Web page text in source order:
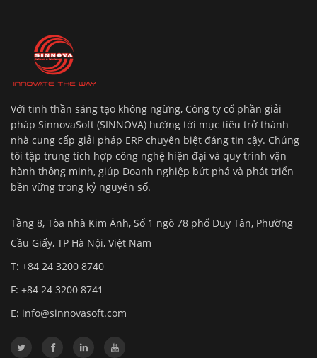
Với tinh thần sáng tạo không ngừng, Công ty cổ phần giải
pháp SinnovaSoft (SINNOVA) hướng tới mục tiêu trở thành
nhà cung cấp giải pháp ERP chuyên biệt đáng tin cậy. Chúng
tôi tập trung tích hợp công nghệ hiện đại và quy trình vận
hành thông minh, giúp Doanh nghiệp bứt phá và phát triển
bền vững trong kỷ nguyên số.
Tầng 8, Tòa nhà Kim Ánh, Số 1 ngõ 78 phố Duy Tân, Phường
Cầu Giấy, TP Hà Nội, Việt Nam
T: +84 24 3200 8740
F: +84 24 3200 8741
E: info@sinnovasoft.com